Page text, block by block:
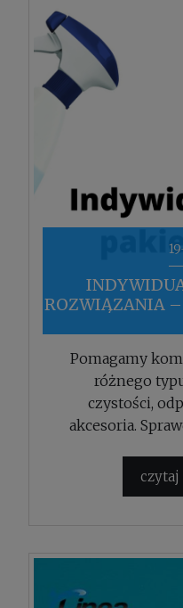
ROZWIĄZANIA –
Pomagamy
różnego
czystości,
akcesoria.
czytaj